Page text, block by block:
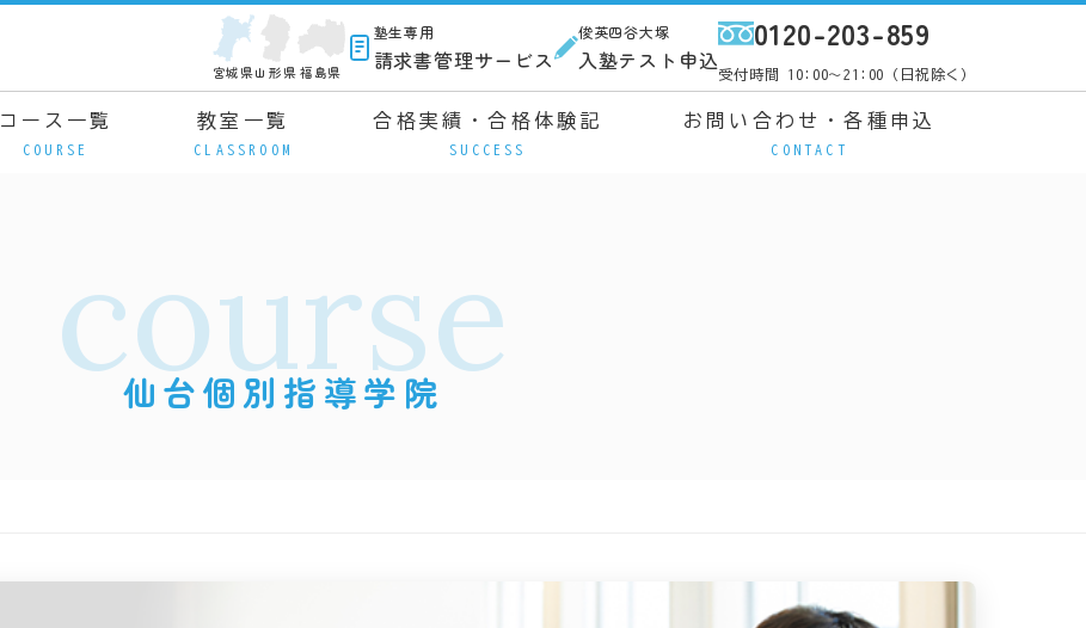
宮城県山形県 福島県
塾生専用
請求書管理サービス
俊英四谷大塚
入塾テスト申込
0120-203-859
受付時間 10:00～21:00（日祝除く）
コース一覧
COURSE
教室一覧
CLASSROOM
合格実績・合格体験記
SUCCESS
お問い合わせ・各種申込
CONTACT
course
仙台個別指導学院